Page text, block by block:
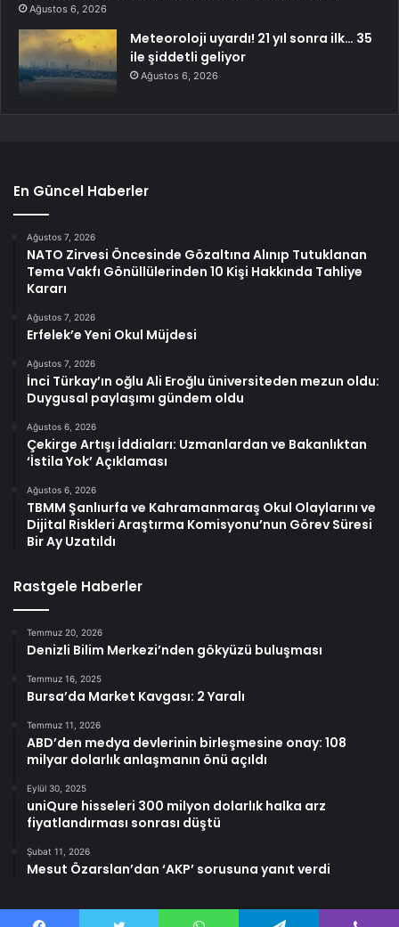
Ağustos 6, 2026
Meteoroloji uyardı! 21 yıl sonra ilk… 35
ile şiddetli geliyor
Ağustos 6, 2026
En Güncel Haberler
Ağustos 7, 2026
NATO Zirvesi Öncesinde Gözaltına Alınıp Tutuklanan
Tema Vakfı Gönüllülerinden 10 Kişi Hakkında Tahliye
Kararı
Ağustos 7, 2026
Erfelek’e Yeni Okul Müjdesi
Ağustos 7, 2026
İnci Türkay’ın oğlu Ali Eroğlu üniversiteden mezun oldu:
Duygusal paylaşımı gündem oldu
Ağustos 6, 2026
Çekirge Artışı İddiaları: Uzmanlardan ve Bakanlıktan
‘İstila Yok’ Açıklaması
Ağustos 6, 2026
TBMM Şanlıurfa ve Kahramanmaraş Okul Olaylarını ve
Dijital Riskleri Araştırma Komisyonu’nun Görev Süresi
Bir Ay Uzatıldı
Rastgele Haberler
Temmuz 20, 2026
Denizli Bilim Merkezi’nden gökyüzü buluşması
Temmuz 16, 2025
Bursa’da Market Kavgası: 2 Yaralı
Temmuz 11, 2026
ABD’den medya devlerinin birleşmesine onay: 108
milyar dolarlık anlaşmanın önü açıldı
Eylül 30, 2025
uniQure hisseleri 300 milyon dolarlık halka arz
fiyatlandırması sonrası düştü
Şubat 11, 2026
Mesut Özarslan’dan ‘AKP’ sorusuna yanıt verdi